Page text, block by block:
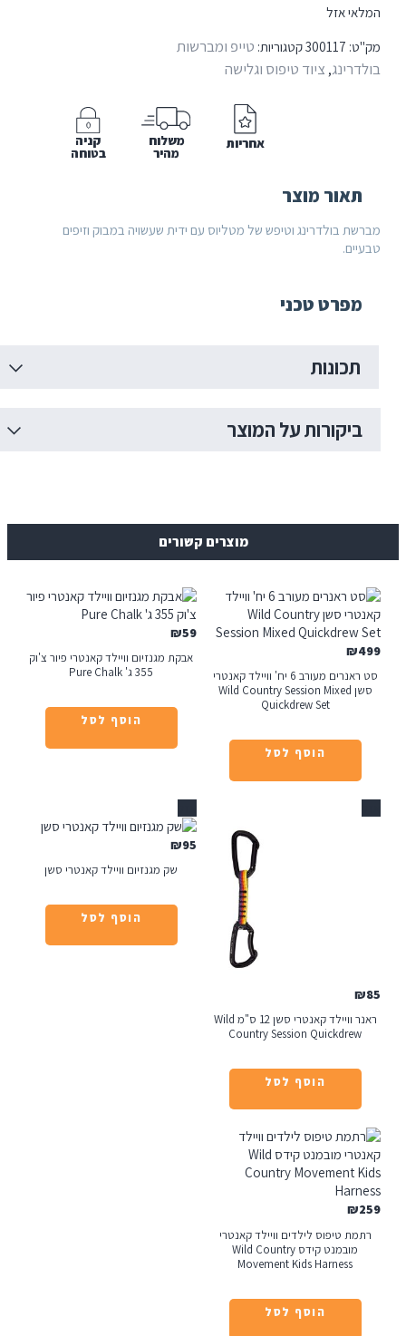
אזל
300117 קטגוריות:טייפ ומברשות
,ציוד טיפוס וגלישה
משלוח
מהיר
מוצר
בולדרינג וטיפש של מטליוס עם ידית שעשויה במבוק וזיפים
טכני
על המוצר
מוצרים קשורים
סט ראנרים מעורב 6 יח' וויילד קאנטרי
סשן Wild Country Session Mixed
Quickdrew Set
הוסף לסל
₪59
אבקת מגנזיום וויילד קאנטרי פיור צ'וק
הוסף לסל
ראנר וויילד קאנטרי סשן 12 ס"מ Wild
Country Session
הוסף לסל
95
שק מגנזיום וויילד קאנטרי סשן
הוסף לסל
טיפוס לילדים וויילד קאנטרי
מובמנט קידס Wild Country
Movement Kids Harness
הוסף לסל